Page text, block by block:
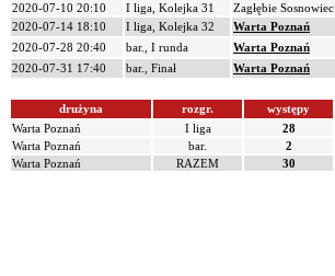
2020-07-10 20:10
I liga, Kolejka 31 Zagłębie Sosnowiec
2020-07-14 18:10
I liga, Kolejka 32 Warta Poznań
2020-07-28 20:40
bar., I runda Warta Poznań
2020-07-31 17:40
bar., Finał Warta Poznań
drużyna rozgr. występy
Warta Poznań
I liga 28
Warta Poznań
bar. 2
Warta Poznań
RAZEM 30